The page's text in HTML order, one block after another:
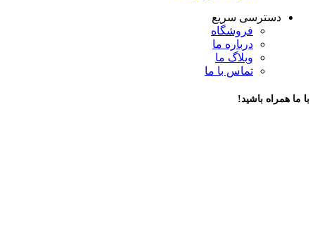
دسترسی سریع
فروشگاه
درباره ما
وبلاگ ما
تماس با ما
با ما همراه باشید!